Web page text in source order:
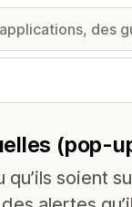
(pop-
qu’ils soient